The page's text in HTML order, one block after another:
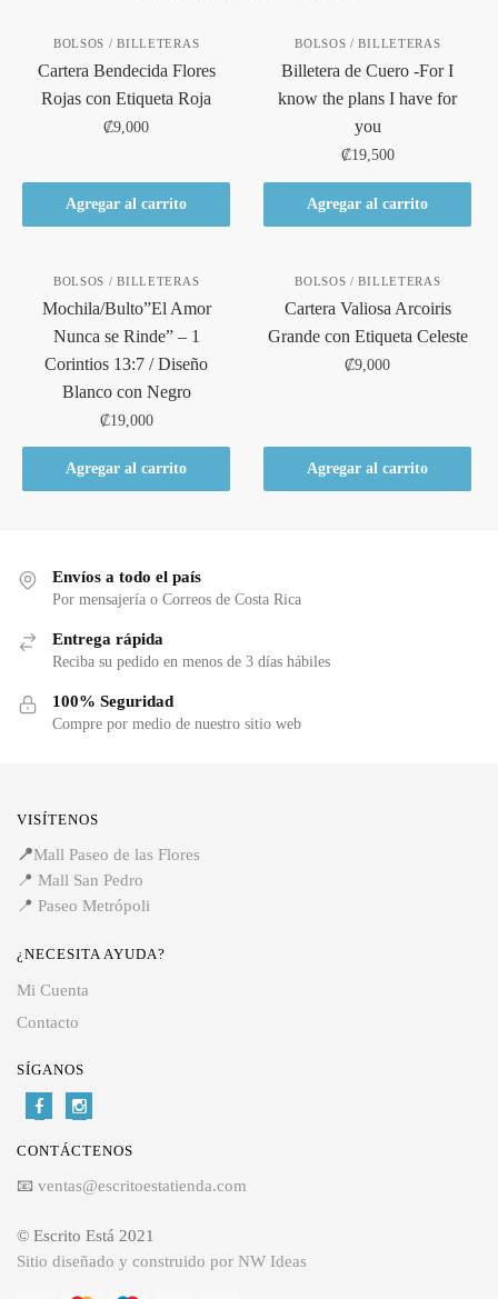
BOLSOS / BILLETERAS
Cartera Bendecida Flores
Rojas con Etiqueta Roja
₡9,000
Agregar al carrito
BOLSOS / BILLETERAS
Billetera de Cuero -For I
know the plans I have for
you
₡19,500
Agregar al carrito
BOLSOS / BILLETERAS
Mochila/Bulto”El Amor
Nunca se Rinde” – 1
Corintios 13:7 / Diseño
Blanco con Negro
₡19,000
Agregar al carrito
BOLSOS / BILLETERAS
Cartera Valiosa Arcoiris
Grande con Etiqueta Celeste
₡9,000
Agregar al carrito
Envíos a todo el país
Por mensajería o Correos de Costa Rica
Entrega rápida
Reciba su pedido en menos de 3 días hábiles
100% Seguridad
Compre por medio de nuestro sitio web
VISÍTENOS
📍Mall Paseo de las Flores
📍 Mall San Pedro
📍 Paseo Metrópoli
¿NECESITA AYUDA?
Mi Cuenta
Contacto
SÍGANOS
CONTÁCTENOS
📧 ventas@escritoestatienda.com
© Escrito Está 2021
Sitio diseñado y construido por NW Ideas